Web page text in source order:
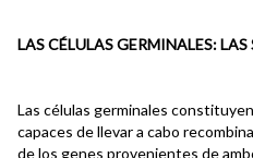
LAS CÉLULAS GERMINALES:
Las células germinales
capaces de llevar a cabo
de los genes provenientes de